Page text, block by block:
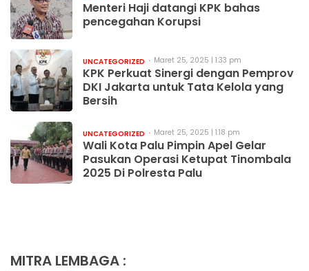
Menteri Haji datangi KPK bahas
pencegahan Korupsi
UNCATEGORIZED Maret 25, 2025 | 1:33 pm
KPK Perkuat Sinergi dengan Pemprov
DKI Jakarta untuk Tata Kelola yang
Bersih
UNCATEGORIZED Maret 25, 2025 | 1:18 pm
Wali Kota Palu Pimpin Apel Gelar
Pasukan Operasi Ketupat Tinombala
2025 Di Polresta Palu
MITRA LEMBAGA :